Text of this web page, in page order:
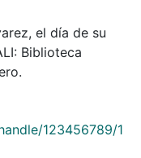
el día de su
Biblioteca
123456789/1